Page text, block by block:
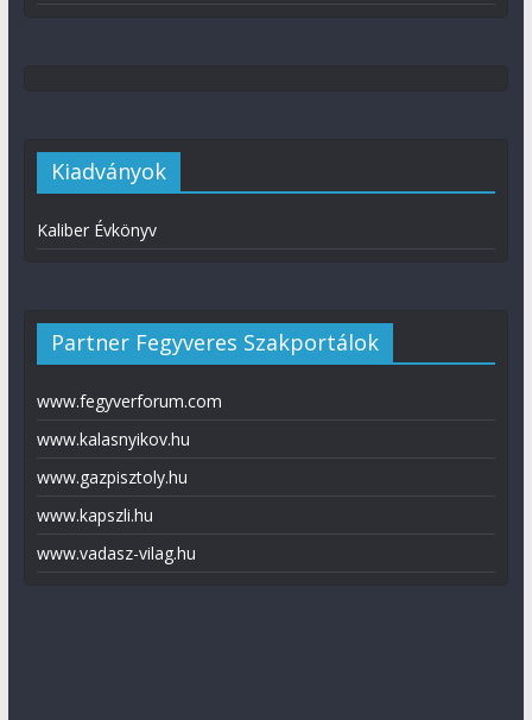
Kiadványok
Kaliber Évkönyv
Partner Fegyveres Szakportálok
www.fegyverforum.com
www.kalasnyikov.hu
www.gazpisztoly.hu
www.kapszli.hu
www.vadasz-vilag.hu